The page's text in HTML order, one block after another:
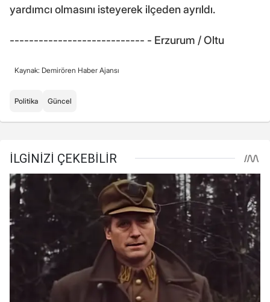
yardımcı olmasını isteyerek ilçeden ayrıldı.
---------------------------- - Erzurum / Oltu
Kaynak: Demirören Haber Ajansı
Politika Güncel